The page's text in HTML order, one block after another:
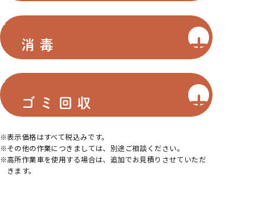
消毒
ゴミ回収
表示価格はすべて税込みです。
その他の作業につきましては、別途ご相談ください。
高所作業車を使用する場合は、追加でお見積りさせていただ
きます。